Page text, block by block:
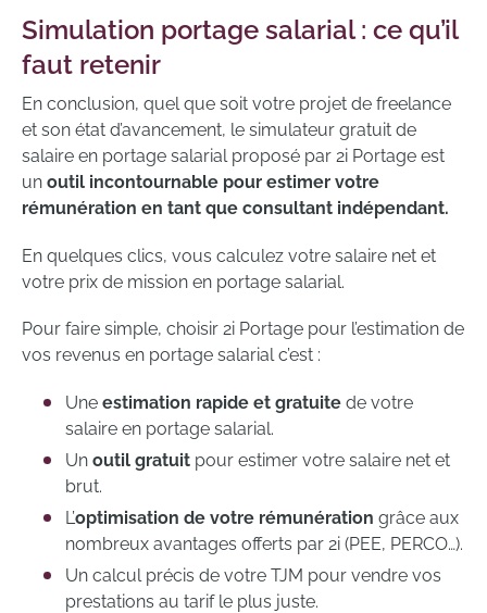
La gestion d’un
(Plan d’Epargne
pour la Retraite COllectif) ;
La provision de la
Conventionnelle, pour un Contrat de
travail à durée indéterminée.
Ces optimisations ne sont généralement pas
soumises aux contributions ni à l’impôt sur le
supplémentaire pour les freelances et les
salariés portés.
Pour accéder à cette possibilité, vous devez
respecter les conditions suivantes :
Être inscrit comme demandeur d’emploi
Bénéficier d’une ARE (allocation de
retour à l’emploi) ;
Réaliser tous les mois votre déclaration
d’activité à Pôle Emploi.
avantages offerts par les sociétés de portage
et en bénéficiant de l’assurance chômage !
Simulation portage salarial : ce qu’il
faut retenir
En conclusion, quel que soit votre projet de freelance
et son état d’avancement, le simulateur gratuit de
salaire en portage salarial proposé par 2i Portage est
un outil incontournable pour estimer votre
rémunération en tant que consultant indépendant.
En quelques clics, vous calculez votre salaire net et
votre prix de mission en portage salarial.
Pour faire simple, choisir 2i Portage pour l’estimation de
vos revenus en portage salarial c’est :
Une estimation rapide et gratuite de votre
salaire en portage salarial.
Un outil gratuit pour estimer votre salaire net et
brut.
L’optimisation de votre rémunération grâce aux
nombreux avantages offerts par 2i (PEE, PERCO…).
Un calcul précis de votre TJM pour vendre vos
prestations au tarif le plus juste.